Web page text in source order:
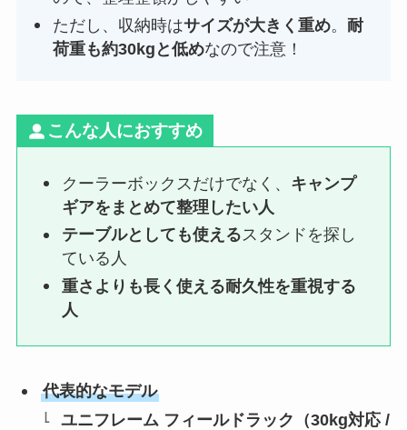
ただし、収納時はサイズが大きく重め。 耐
荷重も約30kgと低めなので注意！
こんな人におすすめ
クーラーボックスだけでなく、 キャンプ
ギアをまとめて整理したい人
テーブルとしても使えるスタンドを探し
ている人
重さよりも長く使える耐久性を重視する
人
代表的なモデル
ユニフレーム フィールドラック
（30kg対応 /